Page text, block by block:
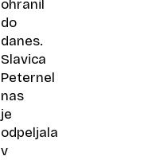
ohranil
do
danes.
Slavica
Peternel
nas
je
odpeljala
v